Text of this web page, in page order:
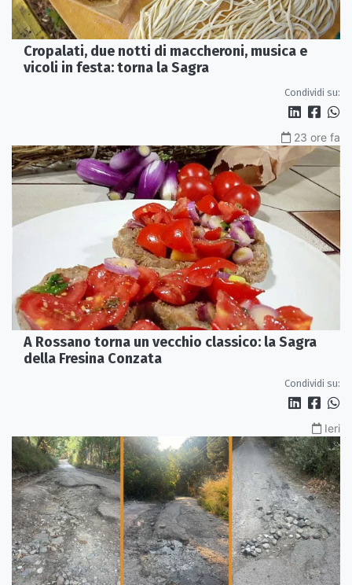
Cropalati, due notti di maccheroni, musica e
vicoli in festa: torna la Sagra
Condividi su:
23 ore fa
A Rossano torna un vecchio classico: la Sagra
della Fresina Conzata
Condividi su:
Ieri